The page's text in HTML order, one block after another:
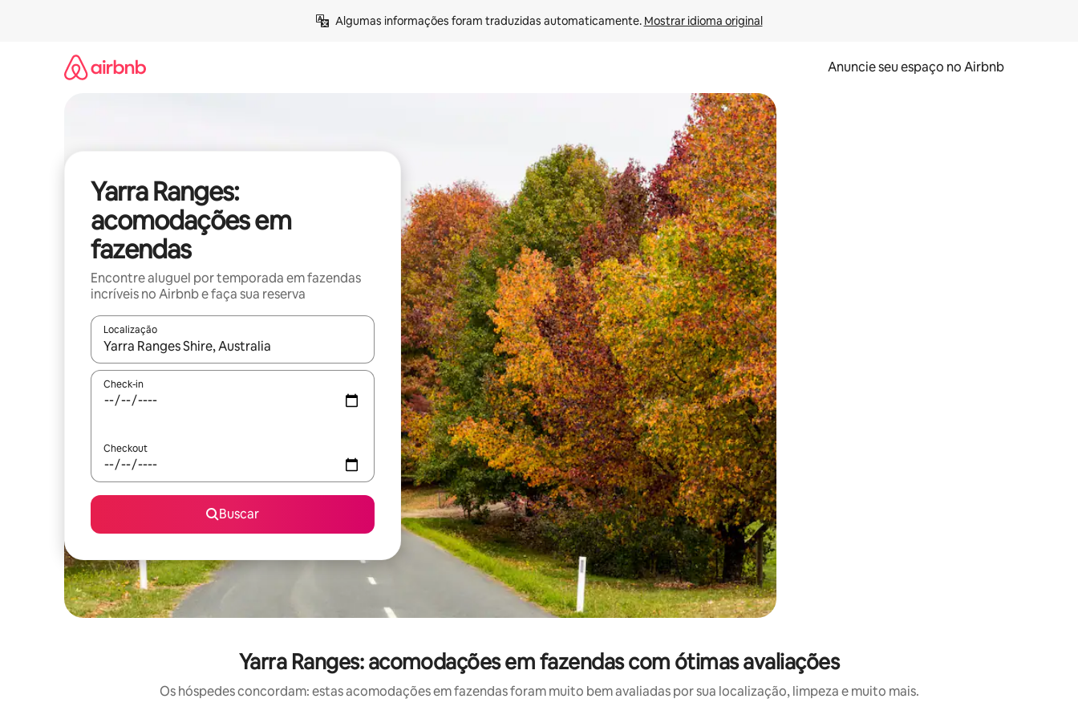
Algumas informações foram traduzidas automaticamente. Mostrar idioma original
Anuncie seu espaço no Airbnb
Yarra Ranges:
acomodações em
fazendas
Encontre aluguel por temporada em fazendas
incríveis no Airbnb e faça sua reserva
Localização
Quando os resultados estiverem disponíveis, explore-os usando as seta para cima e para baixo do teclado ou tocando e deslizando o dedo na tela.
Check-in
Checkout
Buscar
Yarra Ranges: acomodações em fazendas com ótimas avaliações
Os hóspedes concordam: estas acomodações em fazendas foram muito bem avaliadas por sua localização, limpeza e muito mais.